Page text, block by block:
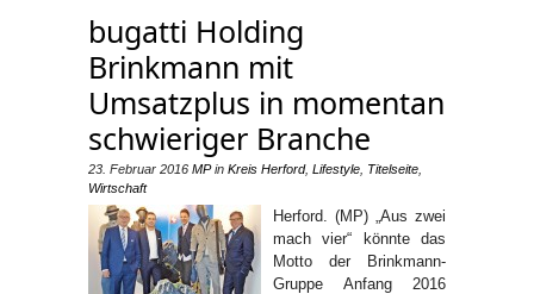
bugatti Holding
Brinkmann mit
Umsatzplus in momentan
schwieriger Branche
23. Februar 2016 MPin Kreis Herford, Lifestyle Titelseite
Wirtschaft
Herford. (MP) „Aus zwei
mach vier“ könnte das
Motto der Brinkmann-
Gruppe Anfang 2016